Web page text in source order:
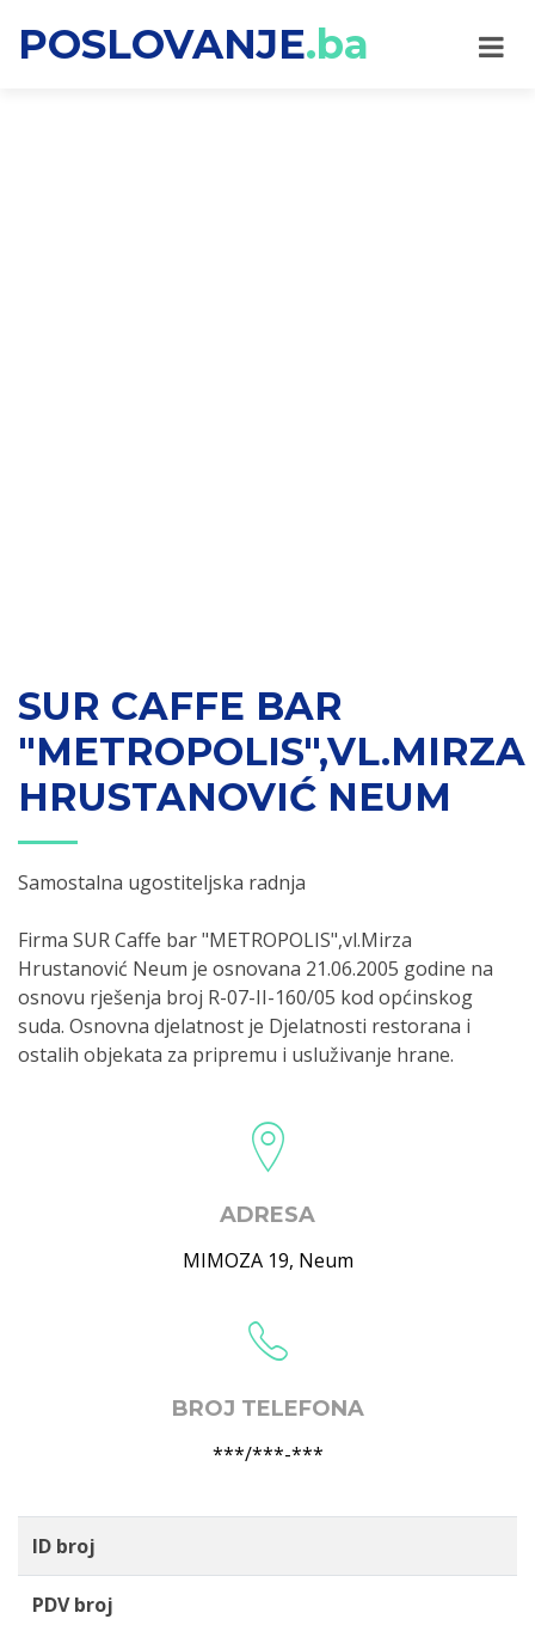
POSLOVANJE.ba
SUR CAFFE BAR
"METROPOLIS",VL.MIRZA
HRUSTANOVIĆ NEUM
Samostalna ugostiteljska radnja
Firma SUR Caffe bar "METROPOLIS",vl.Mirza
Hrustanović Neum je osnovana 21.06.2005 godine na
osnovu rješenja broj R-07-II-160/05 kod općinskog
suda. Osnovna djelatnost je Djelatnosti restorana i
ostalih objekata za pripremu i usluživanje hrane.
ADRESA
MIMOZA 19, Neum
BROJ TELEFONA
***/***-***
ID broj
PDV broj